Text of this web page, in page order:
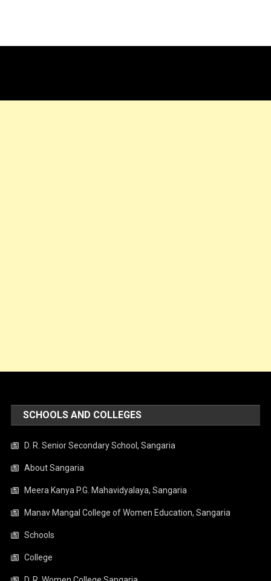
SCHOOLS AND COLLEGES
D. R. Senior Secondary School, Sangaria
About Sangaria
Meera Kanya P.G. Mahavidyalaya, Sangaria
Manav Mangal College of Women Education, Sangaria
Schools
College